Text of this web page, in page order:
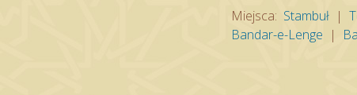
Miejsca: Stambuł |
Bandar-e-Lenge |